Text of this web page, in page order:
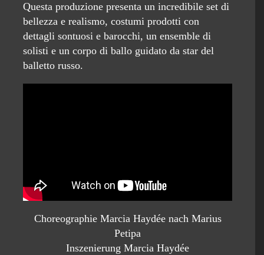
Questa produzione presenta un incredibile set di
bellezza e realismo, costumi prodotti con
dettagli sontuosi e barocchi, un ensemble di
solisti e un corpo di ballo guidato da star del
balletto russo.
Choreographie Marcia Haydée nach Marius
Petipa
Inszenierung Marcia Haydée